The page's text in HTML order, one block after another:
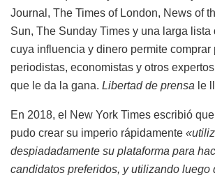
Journal, The Times of London, News of
Sun, The Sunday Times y una larga
cuya influencia y dinero permite comprar
periodistas, economistas y otros
que le da la gana. Libertad de prensa le
En 2018, el New York Times escribió
pudo crear su imperio rápidamente
despiadadamente su plataforma para
candidatos preferidos, y utilizando luego